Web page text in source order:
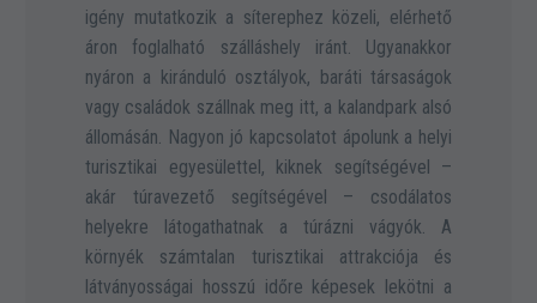
igény mutatkozik a síterephez közeli, elérhető
áron foglalható szálláshely iránt. Ugyanakkor
nyáron a kiránduló osztályok, baráti társaságok
vagy családok szállnak meg itt, a kalandpark alsó
állomásán. Nagyon jó kapcsolatot ápolunk a helyi
turisztikai egyesülettel, kiknek segítségével –
akár túravezető segítségével – csodálatos
helyekre látogathatnak a túrázni vágyók. A
környék számtalan turisztikai attrakciója és
látványosságai hosszú időre képesek lekötni a